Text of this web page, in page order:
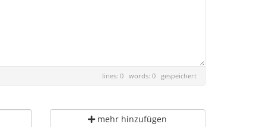
lines: 0 words: 0 gespeichert
mehr hinzufügen